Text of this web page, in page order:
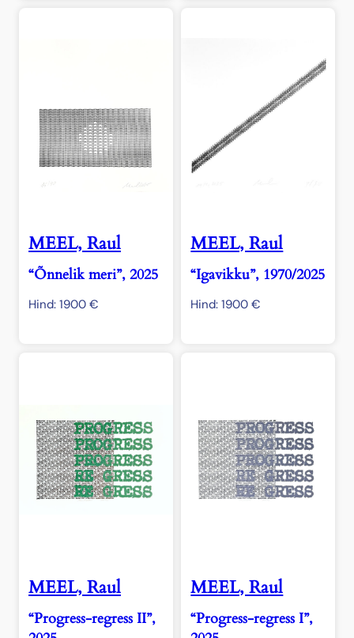
MEEL, Raul
“Õnnelik meri”, 2025
Hind: 1900 €
MEEL, Raul
“Igavikku”, 1970/2025
Hind:1900€
MEEL, Raul
“Progress-regress II”,
MEEL, Raul
“Progress-regress I”,